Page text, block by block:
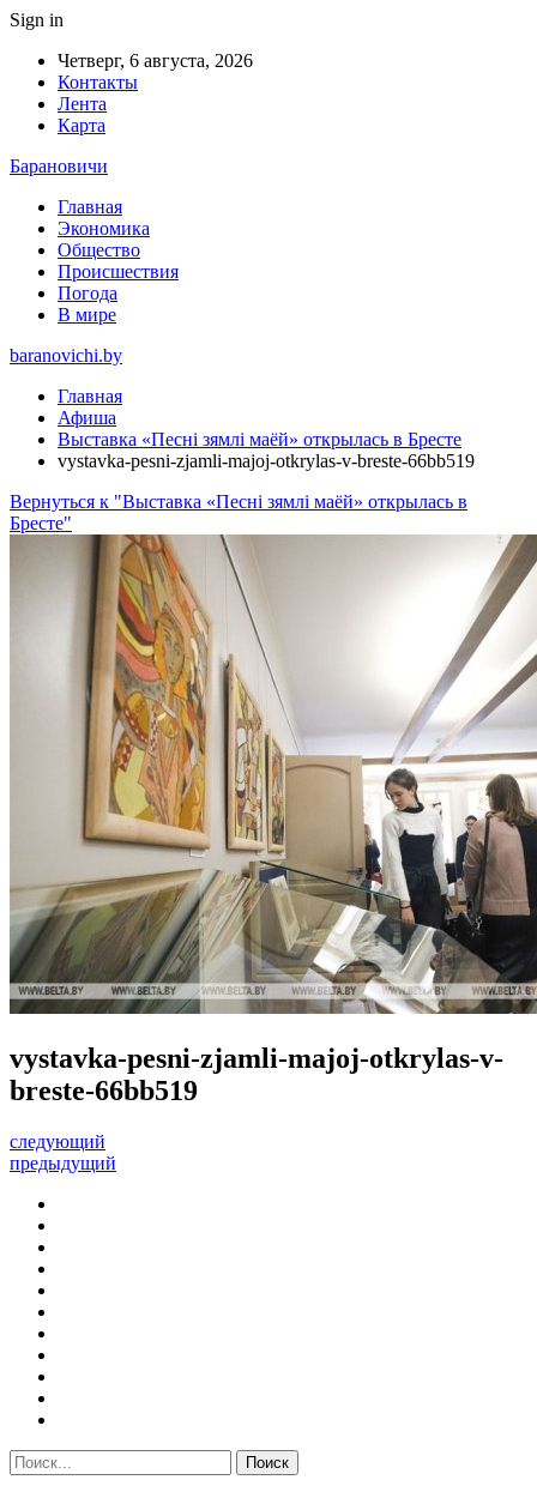
Sign in
Четверг, 6 августа, 2026
Контакты
Лента
Карта
Барановичи
Главная
Экономика
Общество
Происшествия
Погода
В мире
baranovichi.by
Главная
Афиша
Выставка «Песні зямлі маёй» открылась в Бресте
vystavka-pesni-zjamli-majoj-otkrylas-v-breste-66bb519
Вернуться к "Выставка «Песні зямлі маёй» открылась в
Бресте"
vystavka-pesni-zjamli-majoj-otkrylas-v-
breste-66bb519
следующий
предыдущий